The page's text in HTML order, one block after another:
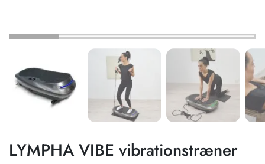
LYMPHA VIBE vibrationstræner